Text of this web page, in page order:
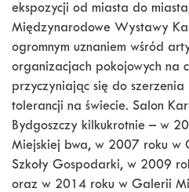
ekspozycji od miasta do
Międzynarodowe Wystawy
ogromnym uznaniem wśród
organizacjach pokojowych na
przyczyniając się do
tolerancji na świecie. Salon
Bydgoszczy kilkukrotnie – w
Miejskiej bwa, w 2007 roku w
Szkoły Gospodarki, w 2009
oraz w 2014 roku w Galerii